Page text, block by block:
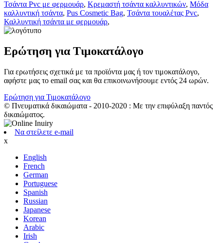
Τσάντα Pvc με φερμουάρ, Κρεμαστή τσάντα καλλυντικών, Μόδα
καλλυντική τσάντα, Pus Cosmetic Bag, Τσάντα τουαλέτας Pvc,
Καλλυντική τσάντα με φερμουάρ,
Ερώτηση για Τιμοκατάλογο
Για ερωτήσεις σχετικά με τα προϊόντα μας ή τον τιμοκατάλογο,
αφήστε μας το email σας και θα επικοινωνήσουμε εντός 24 ωρών.
Ερώτηση για Τιμοκατάλογο
© Πνευματικά δικαιώματα - 2010-2020 : Με την επιφύλαξη παντός
δικαιώματος.
Να στείλετε e-mail
x
English
French
German
Portuguese
Spanish
Russian
Japanese
Korean
Arabic
Irish